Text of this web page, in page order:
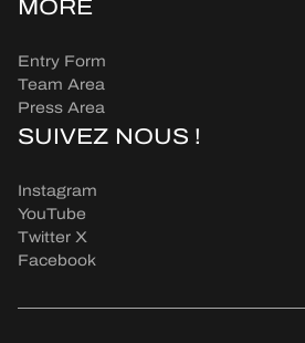
MORE
Entry Form
Team Area
Press Area
SUIVEZ NOUS !
Instagram
YouTube
Twitter X
Facebook